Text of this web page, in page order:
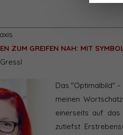
ZUM GREIFEN NAH: MIT
Das "Optimalbild"
meinen
einerseits auf das
zutiefst